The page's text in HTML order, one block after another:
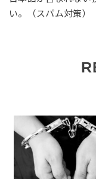
い。（スパム対策）